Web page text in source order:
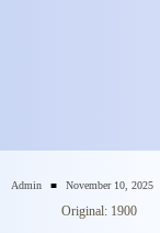
Admin November 10, 2025
Original: 1900